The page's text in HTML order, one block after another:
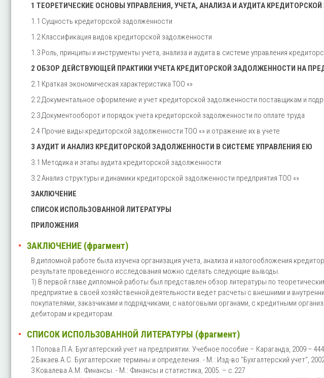
1 ТЕОРЕТИЧЕСКИЕ ОСНОВЫ УПРАВЛЕНИЯ, УЧЕТА, АНАЛИЗА И АУДИТА
1.1 Сущность кредиторской задолженности
1.2 Классификация видов кредиторской задолженности
1.3 Роль, принципы и инструменты учета, анализа и аудита в системе управления
2 ОБЗОР ДЕЙСТВУЮЩЕЙ ПРАКТИКИ УЧЕТА КРЕДИТОРСКОЙ ЗАДОЛЖЕННОСТИ НА
2.1 Краткая экономическая характеристика ТОО «»
2.2 Документальное оформление и учет кредиторской задолженности поставщикам и
2.3 Документооборот и порядок учета кредиторской задолженности по оплате труда
2.4 Прочие виды кредиторской задолженности ТОО «» и отражение их в учете
3 АУДИТ И АНАЛИЗ КРЕДИТОРСКОЙ ЗАДОЛЖЕННОСТИ В СИСТЕМЕ УПРАВЛЕНИЯ ЕЮ
3.1 Методика и этапы аудита кредиторской задолженности
3.2 Анализ структуры и динамики кредиторской задолженности предприятия ТОО «»
ЗАКЛЮЧЕНИЕ
СПИСОК ИСПОЛЬЗОВАННОЙ ЛИТЕРАТУРЫ
ПРИЛОЖЕНИЯ
ЗАКЛЮЧЕНИЕ (фрагмент)
В дипломной работе была изучена организация учета, анализа и налогообложения
результате проведенного исследования можно сделать следующие выводы.
1) В первой главе дипломной работы был представлен обзор литературы по
предприятие в своей хозяйственной деятельности ведет расчеты с внешними и
покупателями, заказчиками и подрядчиками, с налоговыми органами, с кредитными
дебиторам и кредиторам.
СПИСОК ИСПОЛЬЗОВАННОЙ ЛИТЕРАТУРЫ (фрагмент)
1 Попова Л.А. Бухгалтерский учет на предприятии. Учебное пособие – Караганда, 2009 –
2 Бакаев А.С. Бухгалтерские термины и определения. - М.: Изд-во "Бухгалтерский учет",
3 Ковалева А.М. Финансы. - М.: Финансы и статистика, 2005. – с.227